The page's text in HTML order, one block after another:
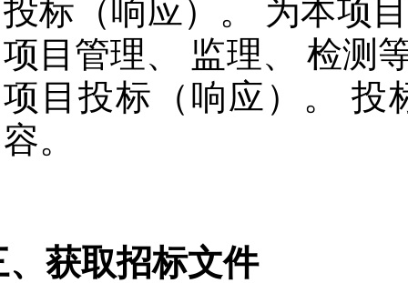
投标（响应）。 为本项
项目管理、 监理、 检测
项目投标（响应）。 投
容。
、获取招标文件